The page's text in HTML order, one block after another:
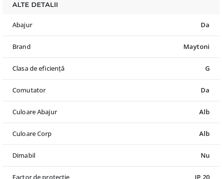
ALTE DETALII
Abajur Da
Brand Maytoni
Clasa de eficiență G
Comutator Da
Culoare Abajur Alb
Culoare Corp Alb
Dimabil Nu